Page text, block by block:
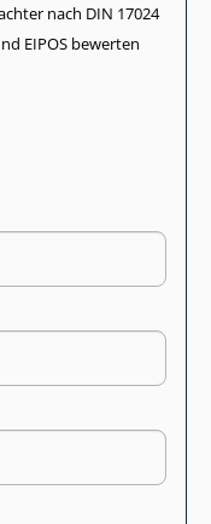
nach DIN 17024
EIPOS bewerten